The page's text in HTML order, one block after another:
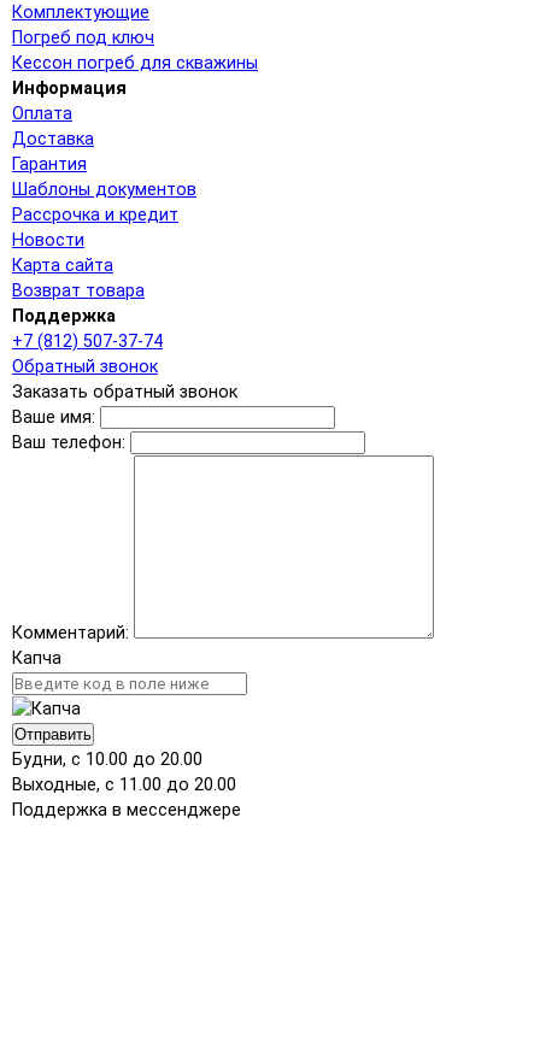
Комплектующие
Погреб под ключ
Кессон погреб для скважины
Информация
Оплата
Доставка
Гарантия
Шаблоны документов
Рассрочка и кредит
Новости
Карта сайта
Возврат товара
Поддержка
+7 (812) 507-37-74
Обратный звонок
Заказать обратный звонок
Ваше имя:
Ваш телефон:
Комментарий:
Капча
Отправить
Будни, с 10.00 до 20.00
Выходные, с 11.00 до 20.00
Поддержка в мессенджере